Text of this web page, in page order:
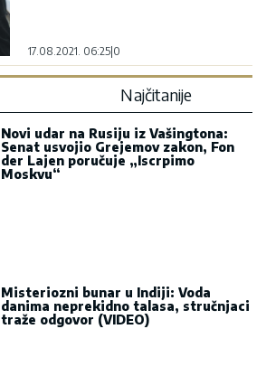
17.08.2021. 06:25|0
Najčitanije
Novi udar na Rusiju iz Vašingtona:
Senat usvojio Grejemov zakon, Fon
der Lajen poručuje „Iscrpimo
Moskvu“
Misteriozni bunar u Indiji: Voda
danima neprekidno talasa, stručnjaci
traže odgovor (VIDEO)